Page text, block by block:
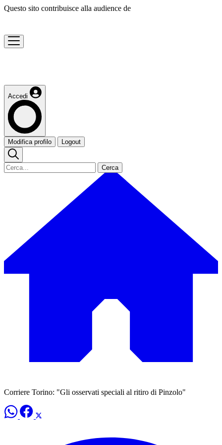
Questo sito contribuisce alla audience de
Accedi
Modifica profilo Logout
Cerca
Corriere Torino: "Gli osservati speciali al ritiro di Pinzolo"